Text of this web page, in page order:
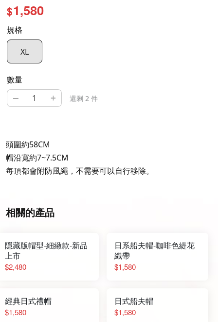
$1,580
規格
XL
數量
– + 還剩 2 件
頭圍約58CM
帽沿寬約7~7.5CM
每頂都會附防風繩，不需要可以自行移除。
相關的產品
隱藏版帽型-細緻款-新品
上市
$2,480
日系船夫帽-咖啡色緹花
織帶
$1,580
經典日式禮帽
$1,580
日式船夫帽
$1,580